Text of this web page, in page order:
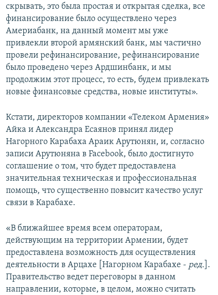
скрывать, это была простая и открытая сделка, все
финансирование было осуществлено через
Америабанк, на данный момент мы уже
привлекли второй армянский банк, мы частично
провели рефинансирование, рефинансирование
было проведено через Ардшинбанк, и мы
продолжим этот процесс, то есть, будем привлекать
новые финансовые средства, новые институты».
Кстати, директоров компании «Телеком Армения»
Айка и Александра Есаянов принял лидер
Нагорного Карабаха Араик Арутюнян, и, согласно
записи Арутюняна в Facebook, было достигнуто
соглашение о том, что будет предоставлена
значительная техническая и профессиональная
помощь, что существенно повысит качество услуг
связи в Карабахе.
«В ближайшее время всем операторам,
действующим на территории Армении, будет
предоставлена возможность для осуществления
деятельности в Арцахе [Нагорном Карабахе - ред. ].
Правительство ведет переговоры в данном
направлении, которые, в целом, можно считать